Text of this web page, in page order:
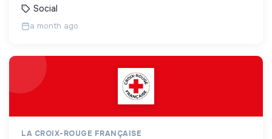
Social
a month ago
LA CROIX-ROUGE FRANÇAISE